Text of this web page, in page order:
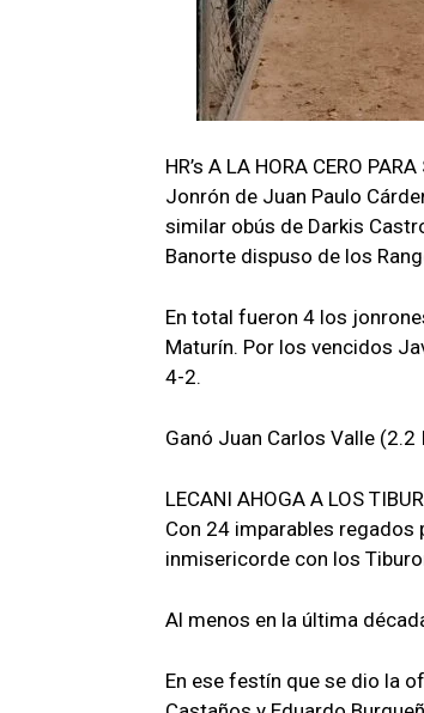
HR’s A LA HORA CERO PARA
Jonrón de Juan Paulo
similar obús de Darkis
Banorte dispuso de los
En total fueron 4 los
Maturín. Por los vencidos
4-2.
Ganó Juan Carlos Valle (2.2
LECANI AHOGA A LOS
Con 24 imparables
inmisericorde con los
Al menos en la última
En ese festín que se dio la